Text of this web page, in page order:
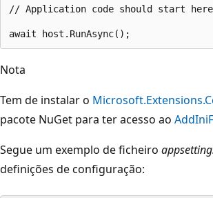
// Application code should start
Nota
Tem de instalar o
pacote NuGet para ter acesso ao
Segue um exemplo de ficheiro
definições de configuração: